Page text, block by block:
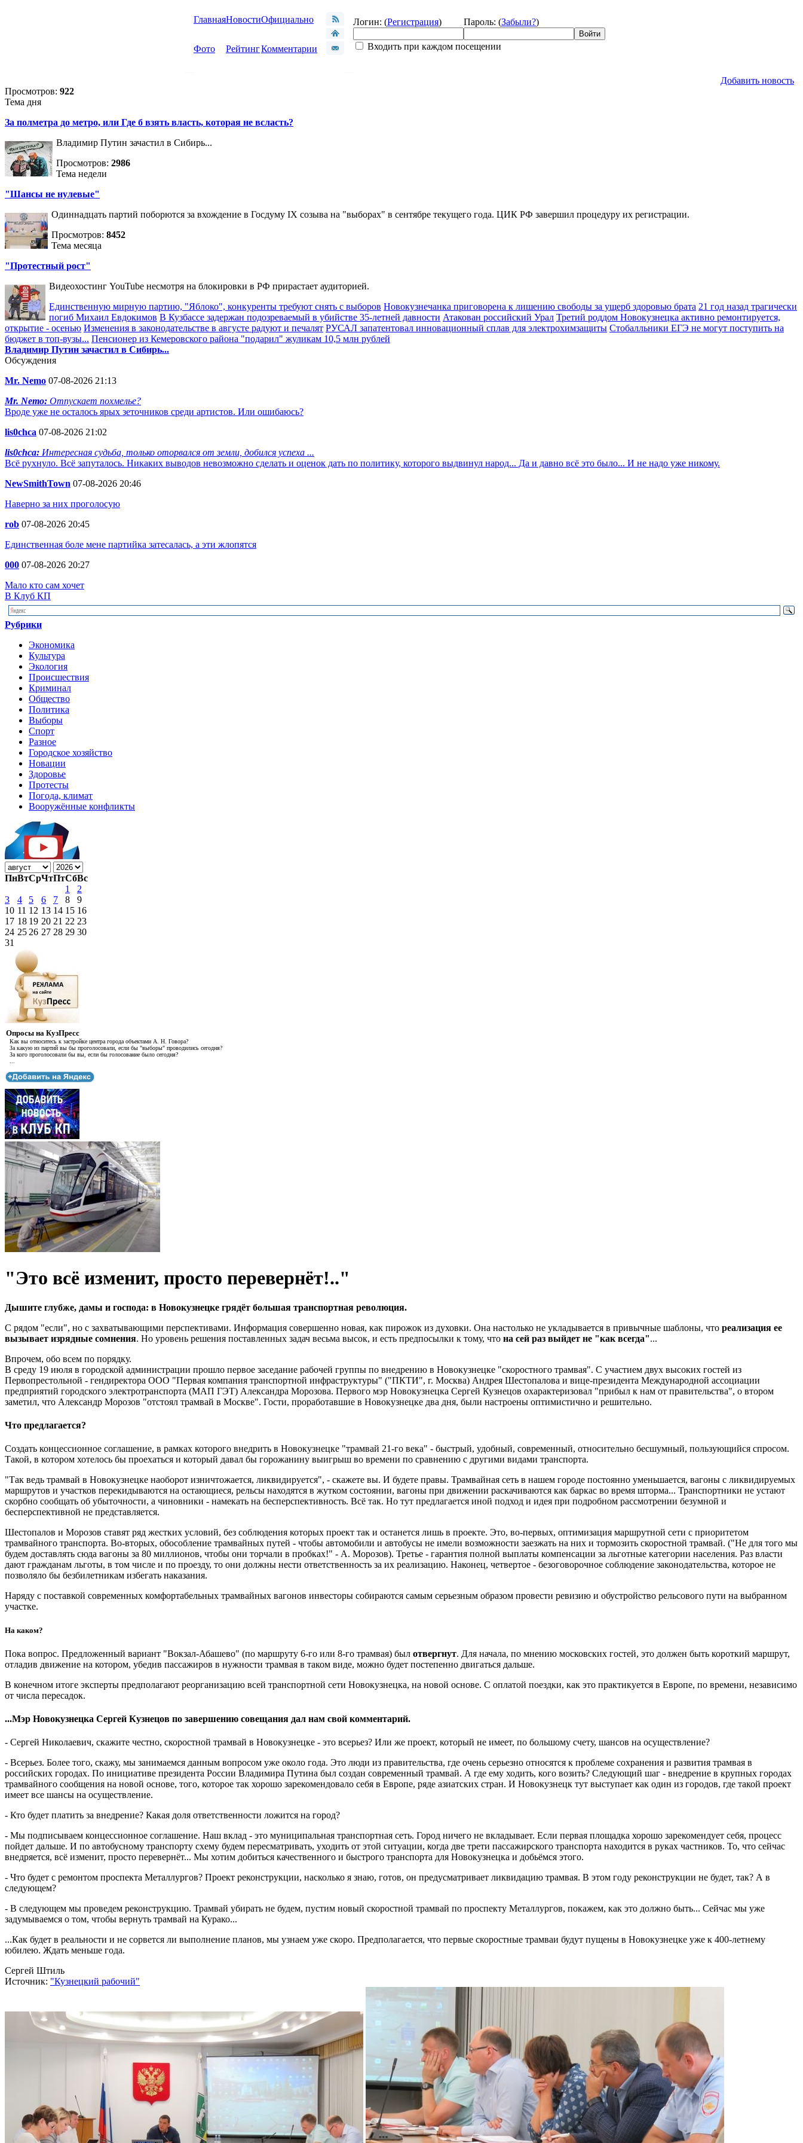
ГлавнаяНовостиОфициально
Фото РейтингКомментарии
Логин: (Регистрация) Пароль: (Забыли?)
Входить при каждом посещении
Добавить новость
Просмотров: 922
Тема дня
За полметра до метро, или Где б взять власть, которая не всласть?
Владимир Путин зачастил в Сибирь...
Просмотров: 2986
Тема недели
"Шансы не нулевые"
Одиннадцать партий поборются за вхождение в Госдуму IX созыва на "выборах" в сентябре текущего года. ЦИК РФ завершил процедуру их регистрации.
Просмотров: 8452
Тема месяца
"Протестный рост"
Видеохостинг YouTube несмотря на блокировки в РФ прирастает аудиторией.
Единственную мирную партию, "Яблоко", конкуренты требуют снять с выборов Новокузнечанка приговорена к лишению свободы за ущерб здоровью брата 21 год назад трагически
погиб Михаил Евдокимов В Кузбассе задержан подозреваемый в убийстве 35-летней давности Атакован российский Урал Третий роддом Новокузнецка активно ремонтируется,
открытие - осенью Изменения в законодательстве в августе радуют и печалят РУСАЛ запатентовал инновационный сплав для электрохимзащиты Стобалльники ЕГЭ не могут поступить на
бюджет в топ-вузы... Пенсионер из Кемеровского района "подарил" жуликам 10,5 млн рублей
Владимир Путин зачастил в Сибирь...
Обсуждения
Mr. Nemo 07-08-2026 21:13
Mr. Nemo: Отпускает похмелье?
Вроде уже не осталось ярых зеточников среди артистов. Или ошибаюсь?
lis0chca 07-08-2026 21:02
lis0chca: Интересная судьба, только оторвался от земли, добился успеха ...
Всё рухнуло. Всё запуталось. Никаких выводов невозможно сделать и оценок дать по политику, которого выдвинул народ... Да и давно всё это было... И не надо уже никому.
NewSmithTown 07-08-2026 20:46
Наверно за них проголосую
rob 07-08-2026 20:45
Единственная боле мене партийка затесалась, а эти жлопятся
000 07-08-2026 20:27
Мало кто сам хочет
В Клуб КП
Рубрики
Экономика
Культура
Экология
Происшествия
Криминал
Общество
Политика
Выборы
Спорт
Разное
Городское хозяйство
Новации
Здоровье
Протесты
Погода, климат
Вооружённые конфликты
ПнВтСрЧтПтСбВс
1
2
3
4 5 6 7 8
9
10 11 12 13 14 15 16
17 18 19 20 21 22 23
24 25 26 27 28 29 30
31
Опросы на КузПресс
Как вы относитесь к застройке центра города объектами А. Н. Говора?
За какую из партий вы бы проголосовали, если бы "выборы" проводились сегодня?
За кого проголосовали бы вы, если бы голосование было сегодня?
"Это всё изменит, просто перевернёт!.."
Дышите глубже, дамы и господа: в Новокузнецке грядёт большая транспортная революция.
С рядом "если", но с захватывающими перспективами. Информация совершенно новая, как пирожок из духовки. Она настолько не укладывается в привычные шаблоны, что реализация ее
вызывает изрядные сомнения. Но уровень решения поставленных задач весьма высок, и есть предпосылки к тому, что на сей раз выйдет не "как всегда"...
Впрочем, обо всем по порядку.
В среду 19 июля в городской администрации прошло первое заседание рабочей группы по внедрению в Новокузнецке "скоростного трамвая". С участием двух высоких гостей из
Первопрестольной - гендиректора ООО "Первая компания транспортной инфраструктуры" ("ПКТИ", г. Москва) Андрея Шестопалова и вице-президента Международной ассоциации
предприятий городского электротранспорта (МАП ГЭТ) Александра Морозова. Первого мэр Новокузнецка Сергей Кузнецов охарактеризовал "прибыл к нам от правительства", о втором
заметил, что Александр Морозов "отстоял трамвай в Москве". Гости, проработавшие в Новокузнецке два дня, были настроены оптимистично и решительно.
Что предлагается?
Создать концессионное соглашение, в рамках которого внедрить в Новокузнецке "трамвай 21-го века" - быстрый, удобный, современный, относительно бесшумный, пользующийся спросом.
Такой, в котором хотелось бы проехаться и который давал бы горожанину выигрыш во времени по сравнению с другими видами транспорта.
"Так ведь трамвай в Новокузнецке наоборот изничтожается, ликвидируется", - скажете вы. И будете правы. Трамвайная сеть в нашем городе постоянно уменьшается, вагоны с ликвидируемых
маршрутов и участков перекидываются на остающиеся, рельсы находятся в жутком состоянии, вагоны при движении раскачиваются как баркас во время шторма... Транспортники не устают
скорбно сообщать об убыточности, а чиновники - намекать на бесперспективность. Всё так. Но тут предлагается иной подход и идея при подробном рассмотрении безумной и
бесперспективной не представляется.
Шестопалов и Морозов ставят ряд жестких условий, без соблюдения которых проект так и останется лишь в проекте. Это, во-первых, оптимизация маршрутной сети с приоритетом
трамвайного транспорта. Во-вторых, обособление трамвайных путей - чтобы автомобили и автобусы не имели возможности заезжать на них и тормозить скоростной трамвай. ("Не для того мы
будем доставлять сюда вагоны за 80 миллионов, чтобы они торчали в пробках!" - А. Морозов). Третье - гарантия полной выплаты компенсации за льготные категории населения. Раз власти
дают гражданам льготы, в том числе и по проезду, то они должны нести ответственность за их реализацию. Наконец, четвертое - безоговорочное соблюдение законодательства, которое не
позволяло бы безбилетникам избегать наказания.
Наряду с поставкой современных комфортабельных трамвайных вагонов инвесторы собираются самым серьезным образом провести ревизию и обустройство рельсового пути на выбранном
участке.
На каком?
Пока вопрос. Предложенный вариант "Вокзал-Абашево" (по маршруту 6-го или 8-го трамвая) был отвергнут. Для начала, по мнению московских гостей, это должен быть короткий маршрут,
отладив движение на котором, убедив пассажиров в нужности трамвая в таком виде, можно будет постепенно двигаться дальше.
В конечном итоге эксперты предполагают реорганизацию всей транспортной сети Новокузнецка, на новой основе. С оплатой поездки, как это практикуется в Европе, по времени, независимо
от числа пересадок.
...Мэр Новокузнецка Сергей Кузнецов по завершению совещания дал нам свой комментарий.
- Сергей Николаевич, скажите честно, скоростной трамвай в Новокузнецке - это всерьез? Или же проект, который не имеет, по большому счету, шансов на осуществление?
- Всерьез. Более того, скажу, мы занимаемся данным вопросом уже около года. Это люди из правительства, где очень серьезно относятся к проблеме сохранения и развития трамвая в
российских городах. По инициативе президента России Владимира Путина был создан современный трамвай. А где ему ходить, кого возить? Следующий шаг - внедрение в крупных городах
трамвайного сообщения на новой основе, того, которое так хорошо зарекомендовало себя в Европе, ряде азиатских стран. И Новокузнецк тут выступает как один из городов, где такой проект
имеет все шансы на осуществление.
- Кто будет платить за внедрение? Какая доля ответственности ложится на город?
- Мы подписываем концессионное соглашение. Наш вклад - это муниципальная транспортная сеть. Город ничего не вкладывает. Если первая площадка хорошо зарекомендует себя, процесс
пойдет дальше. И по автобусному транспорту схему будем пересматривать, уходить от этой ситуации, когда две трети пассажирского транспорта находится в руках частников. То, что сейчас
внедряется, всё изменит, просто перевернёт... Мы хотим добиться качественного и быстрого транспорта для Новокузнецка и добьёмся этого.
- Что будет с ремонтом проспекта Металлургов? Проект реконструкции, насколько я знаю, готов, он предусматривает ликвидацию трамвая. В этом году реконструкции не будет, так? А в
следующем?
- В следующем мы проведем реконструкцию. Трамвай убирать не будем, пустим новый скоростной трамвай по проспекту Металлургов, покажем, как это должно быть... Сейчас мы уже
задумываемся о том, чтобы вернуть трамвай на Курако...
...Как будет в реальности и не сорвется ли выполнение планов, мы узнаем уже скоро. Предполагается, что первые скоростные трамваи будут пущены в Новокузнецке уже к 400-летнему
юбилею. Ждать меньше года.
Сергей Штиль
Источник: "Кузнецкий рабочий"